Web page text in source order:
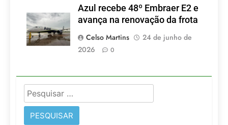
Azul recebe 48º Embraer E2 e
avança na renovação da frota
Celso Martins
24 de junho de
2026
0
Pesquisar
por: